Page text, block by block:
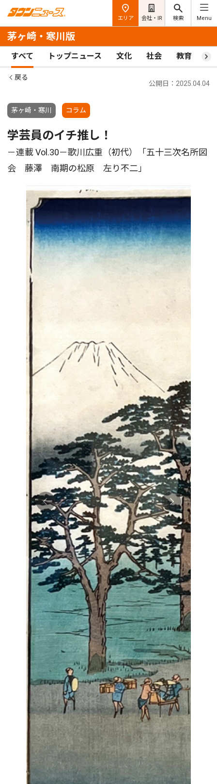
エリア 会社・IR 検索 Menu
茅ヶ崎・寒川版
すべて トップニュース 文化 社会 教育 ス
戻る
茅ヶ崎・寒川 コラム
公開日：2025.04.04
学芸員のイチ推し！
－連載 Vol.30－歌川広重（初代）「五十三次名所図
会 藤澤 南期の松原 左り不二」